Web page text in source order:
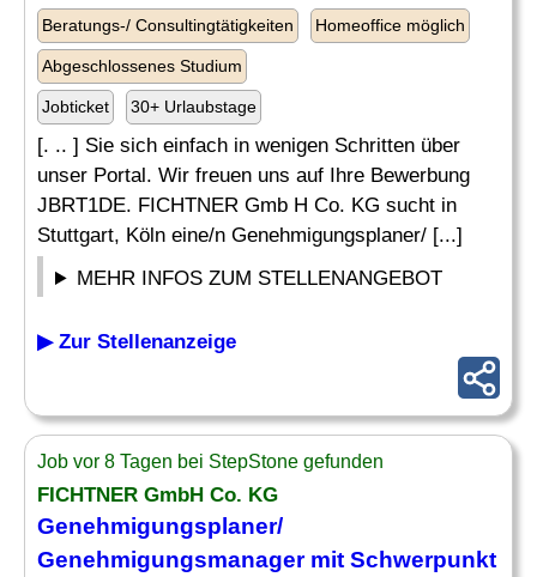
Beratungs-/ Consultingtätigkeiten Homeoffice möglich
Abgeschlossenes Studium
Jobticket 30+ Urlaubstage
[. .. ] Sie sich einfach in wenigen Schritten über
unser Portal. Wir freuen uns auf Ihre Bewerbung
JBRT1DE. FICHTNER Gmb H Co. KG sucht in
Stuttgart, Köln eine/n Genehmigungsplaner/ [...]
MEHR INFOS ZUM STELLENANGEBOT
▶ Zur Stellenanzeige
Job vor 8 Tagen bei StepStone gefunden
FICHTNER GmbH Co. KG
Genehmigungsplaner/
Genehmigungsmanager mit Schwerpunkt